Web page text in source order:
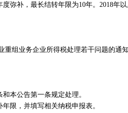
弥补，最长结转年限为10年。2018年
组业务企业所得税处理若干问题的通
本公告第一条规定处理。
限，并填写相关纳税申报表。